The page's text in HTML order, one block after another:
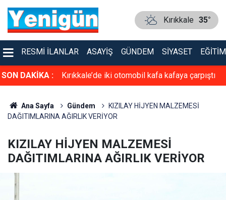
Kırıkkale 35°
RESMI İLANLAR ASAYIŞ GÜNDEM SIYASET EĞITIM
SON DAKİKA :
çarpıştı TSO’ya güçlü aday: Erol Ayan! Toptan ve
Ana Sayfa Gündem
KIZILAY HİJYEN MALZEMESİ
DAĞITIMLARINA AĞIRLIK VERİYOR
KIZILAY HİJYEN MALZEMESİ
DAĞITIMLARINA AĞIRLIK VERİYOR